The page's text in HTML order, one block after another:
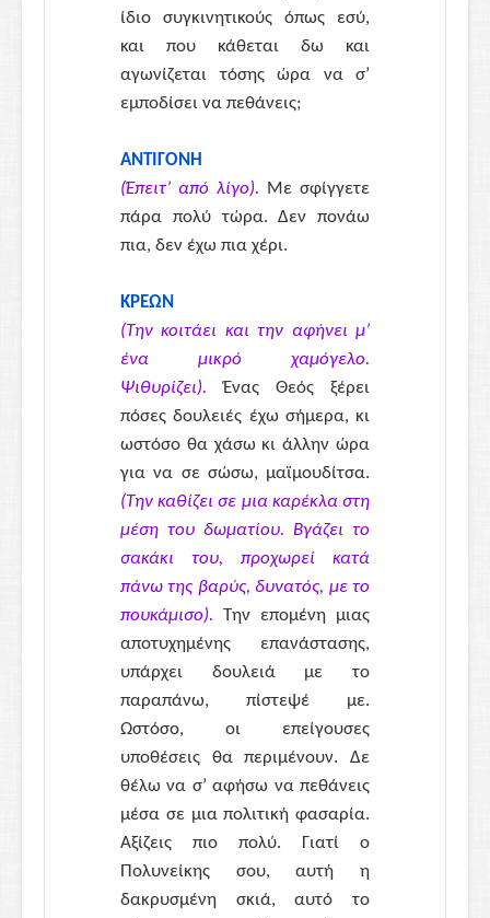
ίδιο συγκινητικούς όπως εσύ,
και που κάθεται δω και
αγωνίζεται τόσης ώρα να σ’
εμποδίσει να πεθάνεις;
ΑΝΤΙΓΟΝΗ
(Έπειτ’ από λίγο). Με σφίγγετε
πάρα πολύ τώρα. Δεν πονάω
πια, δεν έχω πια χέρι.
ΚΡΕΩΝ
(Την κοιτάει και την αφήνει μ’
ένα μικρό χαμόγελο.
Ψιθυρίζει). Ένας Θεός ξέρει
πόσες δουλειές έχω σήμερα, κι
ωστόσο θα χάσω κι άλλην ώρα
για να σε σώσω, μαϊμουδίτσα.
(Την καθίζει σε μια καρέκλα στη
μέση του δωματίου. Βγάζει το
σακάκι του, προχωρεί κατά
πάνω της βαρύς, δυνατός, με το
πουκάμισο). Την επομένη μιας
αποτυχημένης επανάστασης,
υπάρχει δουλειά με το
παραπάνω, πίστεψέ με.
Ωστόσο, οι επείγουσες
υποθέσεις θα περιμένουν. Δε
θέλω να σ’ αφήσω να πεθάνεις
μέσα σε μια πολιτική φασαρία.
Αξίζεις πιο πολύ. Γιατί ο
Πολυνείκης σου, αυτή η
δακρυσμένη σκιά, αυτό το